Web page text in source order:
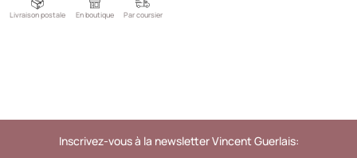
Livraison postale En boutique Par coursier
Inscrivez-vous à la newsletter Vincent Guerlais: